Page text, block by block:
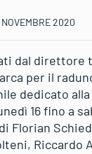
NOVEMBRE 2020
dal direttore
per il
dedicato
16 fino a
Florian
Riccardo